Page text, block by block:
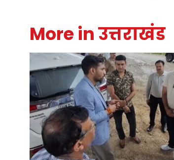
More in उत्तराखंड